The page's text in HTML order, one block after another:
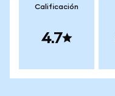
Calificación
4.7